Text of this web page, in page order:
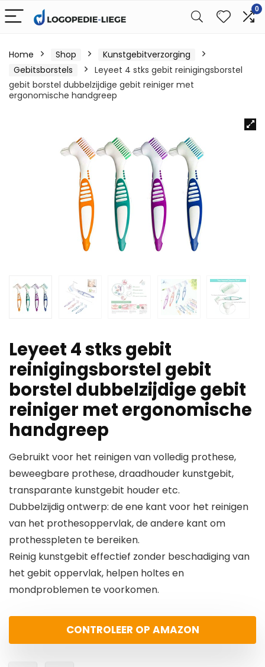
0
Home Shop
Kunstgebitverzorging
Gebitsborstels
Leyeet 4 stks gebit reinigingsborstel
gebit borstel dubbelzijdige gebit reiniger met
ergonomische handgreep
Leyeet 4 stks gebit
reinigingsborstel gebit
borstel dubbelzijdige gebit
reiniger met ergonomische
handgreep
Gebruikt voor het reinigen van volledig prothese,
beweegbare prothese, draadhouder kunstgebit,
transparante kunstgebit houder etc.
Dubbelzijdig ontwerp: de ene kant voor het reinigen
van het prothesoppervlak, de andere kant om
prothesspleten te bereiken.
Reinig kunstgebit effectief zonder beschadiging van
het gebit oppervlak, helpen holtes en
mondproblemen te voorkomen.
CONTROLEER OP AMAZON